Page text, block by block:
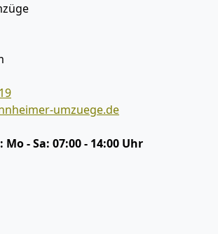
umzuege.de
Mo - Sa: 07:00 - 14:00 Uhr